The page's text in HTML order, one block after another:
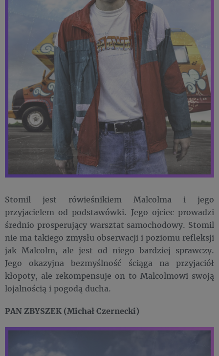
Stomil jest rówieśnikiem Malcolma i jego
przyjacielem od podstawówki. Jego ojciec prowadzi
średnio prosperujący warsztat samochodowy. Stomil
nie ma takiego zmysłu obserwacji i poziomu refleksji
jak Malcolm, ale jest od niego bardziej sprawczy.
Jego okazyjna bezmyślność ściąga na przyjaciół
kłopoty, ale rekompensuje on to Malcolmowi swoją
lojalnością i pogodą ducha.
PAN ZBYSZEK (Michał Czernecki)